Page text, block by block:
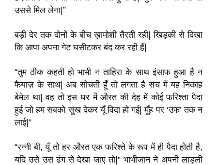
उससे मिल लेना|”
बड़ी देर तक दोनों के बीच ख़ामोशी तैरती रही| खिड़की से दिखा
कि आपा अपना गेट घसीटकर बंद कर रही हैं|
“तुम ठीक कहती हो भाभी न ताहिरा के साथ इंसाफ हुआ है न
फैयाज़ के साथ| अब सोचती हूँ तो लगता है सच में यह निकाह
बेमेल था| वह तो इस घर में औरत की देह में कोई फरिश्ता पैदा
हुई जो हम सबको सुख देकर यूँ विदा हो गई| मुँह पर ‘उफ’ तक न
लाई|”
“रन्नी बी, यूँ तो हर औरत एक फरिश्ते के रूप में ही पैदा होती है,
यदि उसे उस ढंग से देखा जाए तो|” भाभीजान ने अपनी लाड़ली